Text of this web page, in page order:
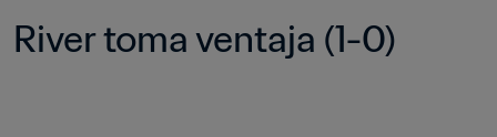
River toma ventaja (1-0)